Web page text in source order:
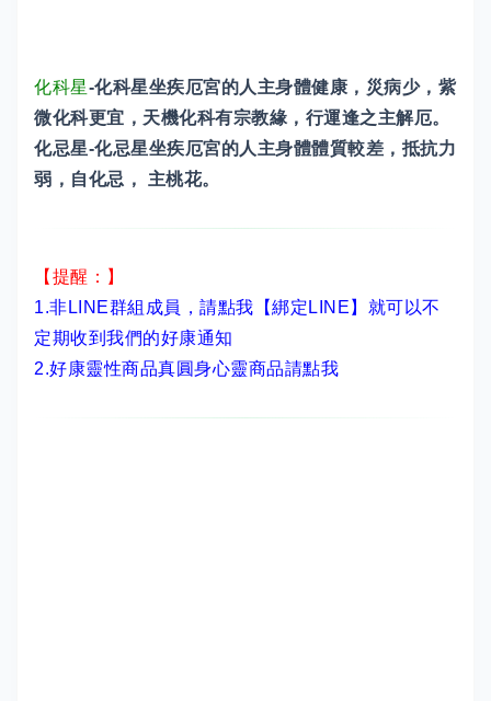
化科星-化科星坐疾厄宮的人主身體健康，災病少，紫
微化科更宜，天機化科有宗教緣，行運逢之主解厄。
化忌星-化忌星坐疾厄宮的人主身體體質較差，抵抗力
弱，自化忌， 主桃花。
【提醒：】
1.非LINE群組成員， 請點我【綁定LINE】 就可以不
定期收到我們的好康通知
2.好康靈性商品真圓身心靈商品請點我